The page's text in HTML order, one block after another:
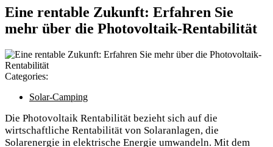
Eine rentable Zukunft: Erfahren Sie
mehr über die Photovoltaik-Rentabilität
Categories:
Solar-Camping
Die Photovoltaik Rentabilität bezieht sich auf die
wirtschaftliche Rentabilität von Solaranlagen, die
Solarenergie in elektrische Energie umwandeln. Mit dem